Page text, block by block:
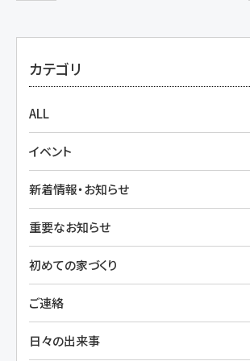
カテゴリ
ALL
イベント
新着情報・お知らせ
重要なお知らせ
初めての家づくり
ご連絡
日々の出来事